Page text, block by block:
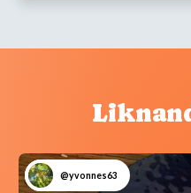
@yvonnes63